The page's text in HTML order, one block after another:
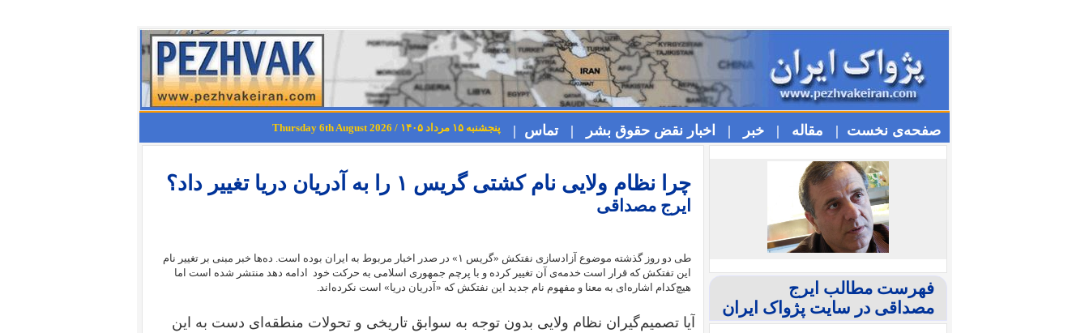
صفحه‌ی نخست | مقاله | خبر | اخبار نقض حقوق بشر | تماس | پنجشنبه ۱۵ مرداد ۱۴۰۵ / Thursday 6th August 2026
چرا نظام ولایی نام کشتی گریس ۱ را به آدریان دریا تغییر داد؟ ‏
ایرج مصداقی
طی دو روز گذشته موضوع آزادسازی نفتکش «گریس ۱» در صدر اخبار مربوط به ایران بوده است. ده‌ها خبر مبنی بر تغییر نام
این تفتکش که قرار است خدمه‌ی آن تغییر کرده و با پرچم جمهوری اسلامی به حرکت خود ادامه دهد منتشر شده است اما
هیچ‌کدام اشاره‌ای به معنا و مفهوم نام جدید این نفتکش که «آدریان دریا» است نکرده‌اند.
آیا تصمیم‌گیران نظام ولایی بدون توجه به سوابق تاریخی و تحولات منطقه‌ای دست به این
فهرست مطالب ایرج
مصداقی در سایت پژواک ایران